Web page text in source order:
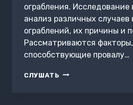
ограбления. Исследование
анализ различных
ограблений, их причины и
Рассматриваются факторы,
способствующие провалу…
СЛУШАТЬ САМЫЕ